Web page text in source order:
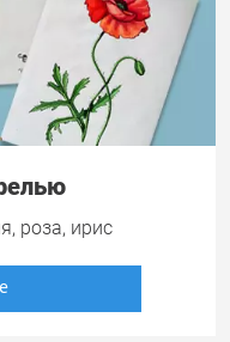
роза, ирис